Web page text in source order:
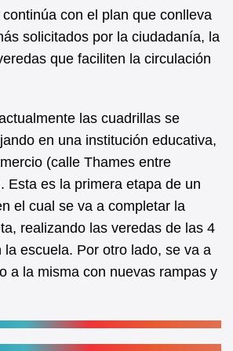
con el plan que conlleva
solicitados por la ciudadanía, la
que faciliten la circulación
las cuadrillas se
en una institución educativa,
(calle Thames entre
Esta es la primera etapa de un
el cual se va a completar la
realizando las veredas de las 4
la escuela. Por otro lado, se va a
a la misma con nuevas rampas y